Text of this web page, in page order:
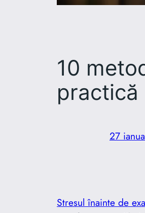
10
practică
27
Stresul înainte de